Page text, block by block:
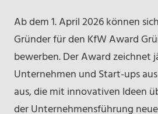
Ab dem 1. April 2026 können
Gründer für den KfW Award
bewerben. Der Award zeichnet
Unternehmen und Start-ups
aus, die mit innovativen Ideen
der Unternehmensführung